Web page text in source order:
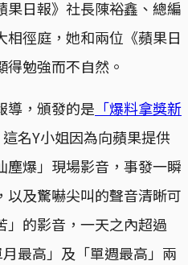
果日報》社長陳裕鑫、總編
徑庭，她和兩位《蘋果日
勉強而不自然。
導，頒發的是 「爆料拿獎新
名Y小姐因為向蘋果提供
塵爆」現場影音，事發一瞬
以及驚嚇尖叫的聲音清晰可
」的影音，一天之內超過
最高」及「單週最高」兩